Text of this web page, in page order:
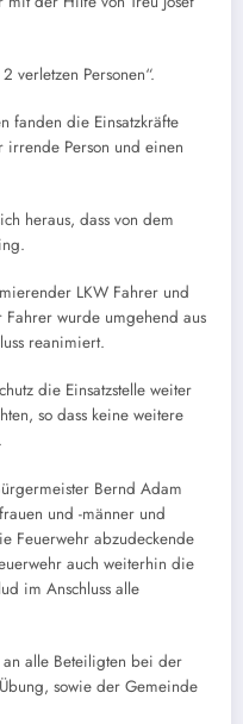
verletzen Personen“.
fanden die Einsatzkräfte
irrende Person und einen
heraus, dass von dem
LKW Fahrer und
wurde umgehend aus
reanimiert.
die Einsatzstelle weiter
so dass keine weitere
Bernd Adam
und -männer und
Feuerwehr abzudeckende
auch weiterhin die
im Anschluss alle
alle Beteiligten bei der
sowie der Gemeinde